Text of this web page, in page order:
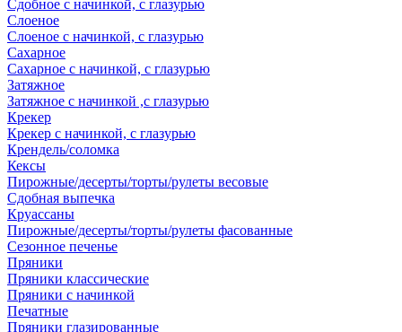
Сдобное с начинкой, с глазурью
Слоеное
Слоеное с начинкой, с глазурью
Сахарное
Сахарное с начинкой, с глазурью
Затяжное
Затяжное с начинкой ,с глазурью
Крекер
Крекер с начинкой, с глазурью
Крендель/соломка
Кексы
Пирожные/десерты/торты/рулеты весовые
Сдобная выпечка
Круассаны
Пирожные/десерты/торты/рулеты фасованные
Сезонное печенье
Пряники
Пряники классические
Пряники с начинкой
Печатные
Пряники глазированные